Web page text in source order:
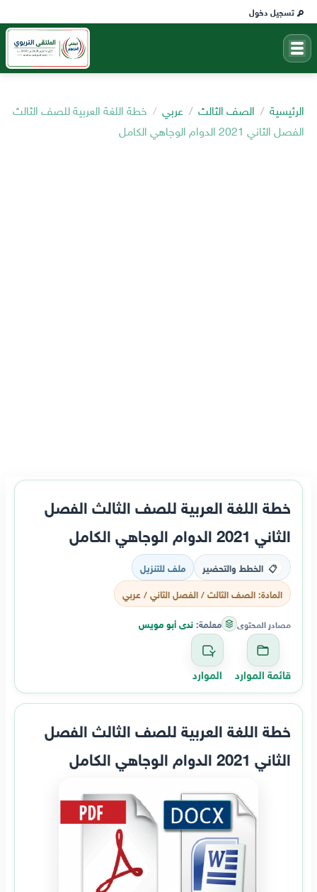
تسجيل دخول
الرئيسية الصف الثالث عربي
خطة اللغة العربية للصف الثالث
الفصل الثاني 2021 الدوام الوجاهي الكامل
خطة اللغة العربية للصف الثالث الفصل
الثاني 2021 الدوام الوجاهي الكامل
📋 الخطط والتحضير
ملف للتنزيل
المادة: الصف الثالث / الفصل الثاني / عربي
مصادر المحتوى معلمة:ندى أبو مويس
قائمة الموارد الموارد
خطة اللغة العربية للصف الثالث الفصل
الثاني 2021 الدوام الوجاهي الكامل